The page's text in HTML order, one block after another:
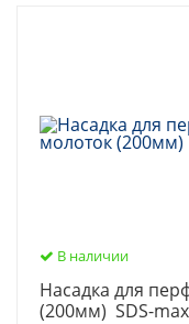
В наличии
Насадка для
(200мм) SDS-